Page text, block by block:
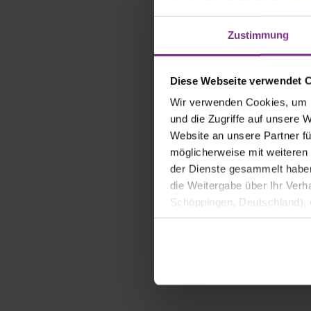
Zustimmung
Diese Webseite verwendet
Wir verwenden Cookies,
und die Zugriffe auf unsere
Website an unsere Partner
möglicherweise mit
der Dienste gesammelt
die Weitergabe über Ihr
Schöppingen,
Produktverbesserungen,
12,99 €*